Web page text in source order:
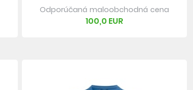
Odporúčaná maloobchodná cena
100,0 EUR